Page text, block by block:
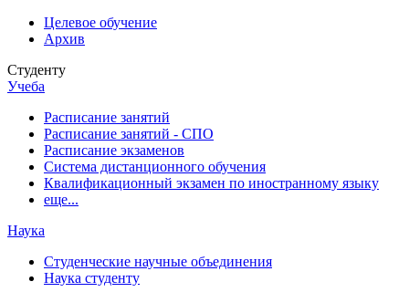
Целевое обучение
Архив
Студенту
Учеба
Расписание занятий
Расписание занятий - СПО
Расписание экзаменов
Система дистанционного обучения
Квалификационный экзамен по иностранному языку
еще...
Наука
Студенческие научные объединения
Наука студенту